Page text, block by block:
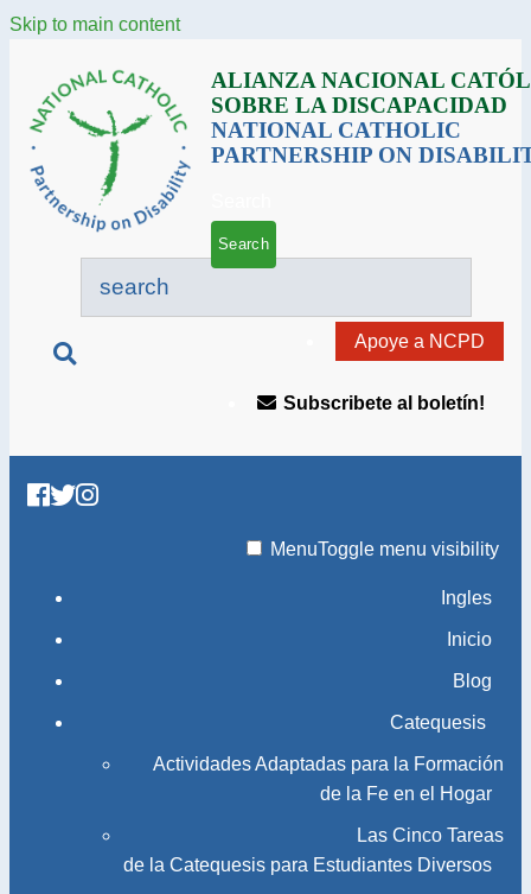
Skip to main content
ALIANZA NACIONAL
SOBRE LA DISCAPACIDAD
NATIONAL CATHOLIC
PARTNERSHIP ON
Apoye a NCPD
Subscribete al boletín!
MenuToggle menu visibility
Ingles
Inicio
Blog
Catequesis
Actividades Adaptadas para la Formación
de la Fe en el Hogar
Las Cinco Tareas
de la Catequesis para Estudiantes Diversos